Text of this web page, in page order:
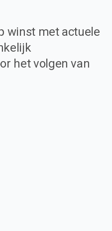
winst met actuele
het volgen van